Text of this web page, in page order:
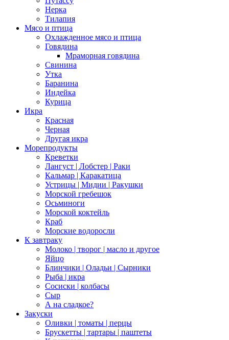
Нерка
Тилапия
Мясо и птица
Охлажденное мясо и птица
Говядина
Мраморная говядина
Свинина
Утка
Баранина
Индейка
Курица
Икра
Красная
Черная
Другая икра
Морепродукты
Креветки
Лангуст | Лобстер | Раки
Кальмар | Каракатица
Устрицы | Мидии | Ракушки
Морской гребешок
Осьминоги
Морской коктейль
Краб
Морские водоросли
К завтраку
Молоко | творог | масло и другое
Яйцо
Блинчики | Оладьи | Сырники
Рыба | икра
Сосиски | колбасы
Сыр
А на сладкое?
Закуски
Оливки | томаты | перцы
Брускетты | тартары | паштеты